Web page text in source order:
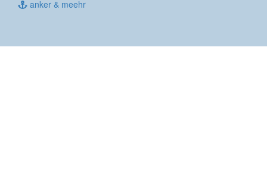
anker & meehr